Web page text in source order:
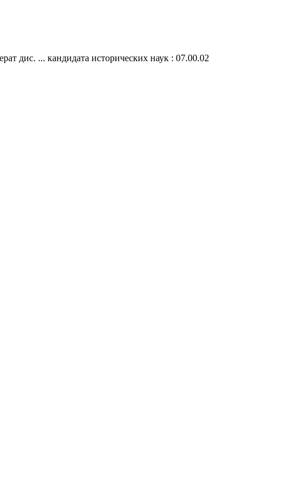
дис. ... кандидата исторических наук : 07.00.02